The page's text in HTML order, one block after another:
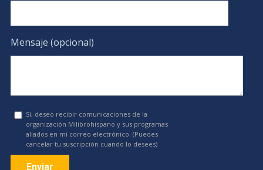
Mensaje (opcional)
Sí, deseo recibir comunicaciones de la
organización Milibrohispano y sus programas
aliados en mi correo electrónico. (Puedes
cancelar tu suscripción cuando lo desees)